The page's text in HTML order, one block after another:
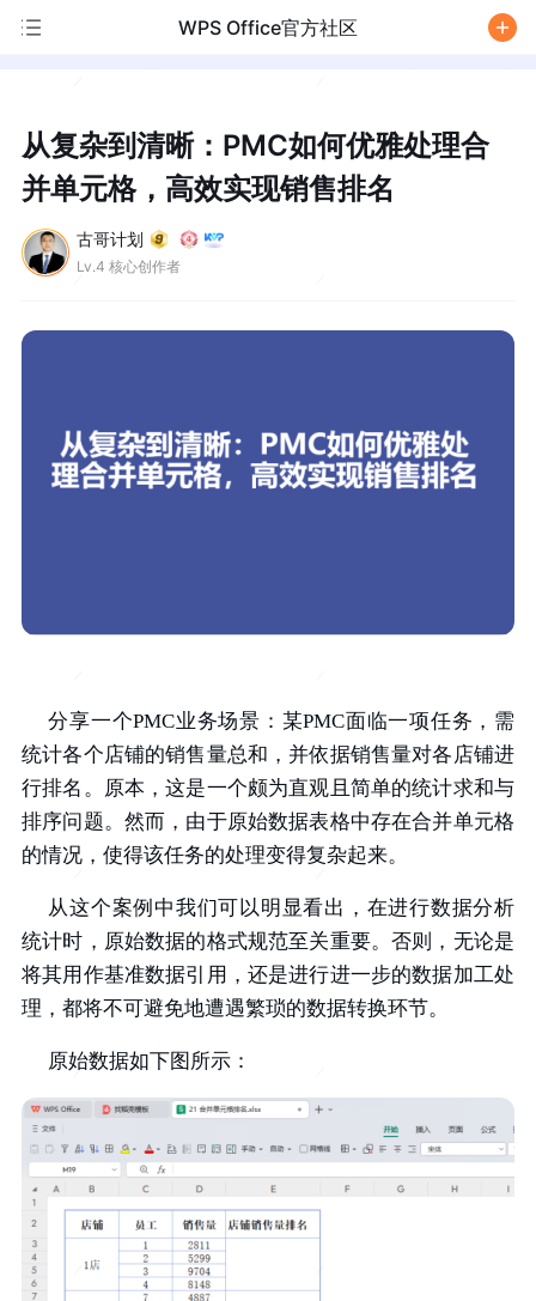
WPS Office官方社区
从复杂到清晰：PMC如何优雅处理合
并单元格，高效实现销售排名
古哥计划
Lv.4 核心创作者
分享一个PMC业务场景：某PMC面临一项任务，需
统计各个店铺的销售量总和，并依据销售量对各店铺进
行排名。原本，这是一个颇为直观且简单的统计求和与
排序问题。然而，由于原始数据表格中存在合并单元格
的情况，使得该任务的处理变得复杂起来。
从这个案例中我们可以明显看出，在进行数据分析
统计时，原始数据的格式规范至关重要。否则，无论是
将其用作基准数据引用，还是进行进一步的数据加工处
理，都将不可避免地遭遇繁琐的数据转换环节。
原始数据如下图所示：